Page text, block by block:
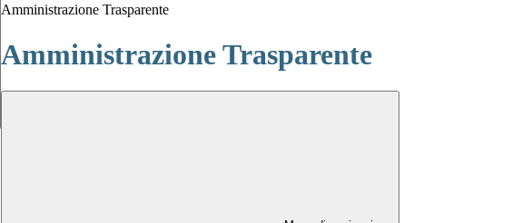
Amministrazione Trasparente
Amministrazione Trasparente